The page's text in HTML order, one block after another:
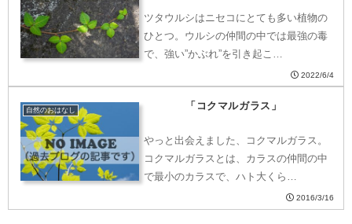
ツタウルシはニセコにとても多い植物の
ひとつ。ウルシの仲間の中では最強の毒
で、強い”かぶれ”を引き起こ…
2022/6/4
自然のおはなし 「コクマルガラス」
やっと出会えました、コクマルガラス。
コクマルガラスとは、カラスの仲間の中
で最小のカラスで、ハト大くら…
2016/3/16